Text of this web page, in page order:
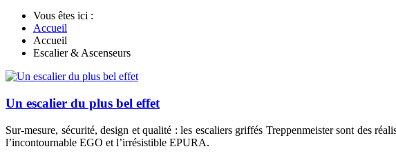
Vous êtes ici :
Accueil
Accueil
Escalier & Ascenseurs
Un escalier du plus bel effet
Sur-mesure, sécurité, design et qualité : les escaliers griffés Treppenmeister sont des
l’incontournable EGO et l’irrésistible EPURA.